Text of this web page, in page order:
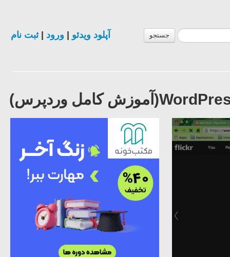
جستجو آپلود ویدئو ورود |ثبت نام